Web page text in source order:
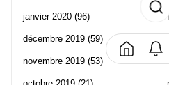
janvier 2020 (96)
décembre 2019 (59)
novembre 2019 (53)